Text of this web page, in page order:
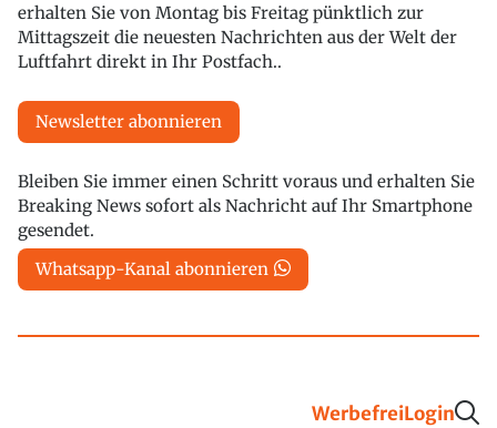
erhalten Sie von Montag bis Freitag pünktlich zur
Mittagszeit die neuesten Nachrichten aus der Welt der
Luftfahrt direkt in Ihr Postfach..
Newsletter abonnieren
Bleiben Sie immer einen Schritt voraus und erhalten Sie
Breaking News sofort als Nachricht auf Ihr Smartphone
gesendet.
Whatsapp-Kanal abonnieren
WerbefreiLogin